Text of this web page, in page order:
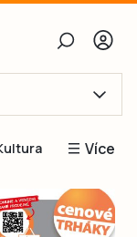
heslo
Více
Inspirace